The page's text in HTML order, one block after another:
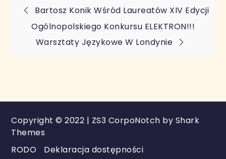
Nawigacja
wpisu
Bartosz Konik Wśród Laureatów XIV Edycji
Ogólnopolskiego Konkursu ELEKTRON!!!
Warsztaty Językowe W Londynie
Copyright © 2022 | ZS3 CorpoNotch by Shark
Themes
RODO
Deklaracja dostępności